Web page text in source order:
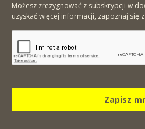
Możesz zrezygnować z subskrypcji w
uzyskać więcej informacji, zapoznaj się
Zapisz